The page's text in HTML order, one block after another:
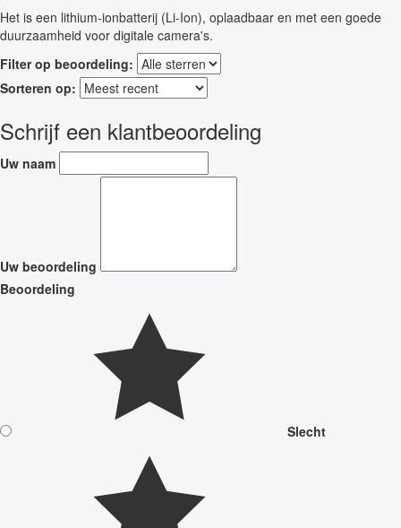
Het is een lithium-ionbatterij (Li-Ion), oplaadbaar en met een goede
duurzaamheid voor digitale camera's.
Filter op beoordeling:
Sorteren op:
Schrijf een klantbeoordeling
Uw naam
Uw beoordeling
Beoordeling
Slecht